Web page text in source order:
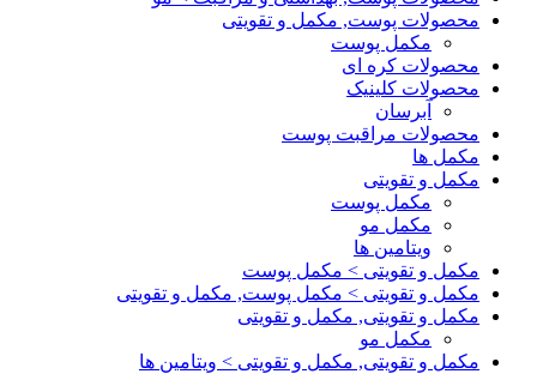
محصولات پوست, مکمل و تقویتی
مکمل پوست
محصولات کره ای
محصولات کلینیک
آبرسان
محصولات مراقبت پوست
مکمل ها
مکمل و تقویتی
مکمل پوست
مکمل مو
ویتامین ها
مکمل و تقویتی > مکمل پوست
مکمل و تقویتی > مکمل پوست, مکمل و تقویتی
مکمل و تقویتی, مکمل و تقویتی
مکمل مو
مکمل و تقویتی, مکمل و تقویتی > ویتامین ها